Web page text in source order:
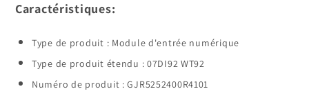
stock
Caractéristiques:
Type de produit : Module d'entrée numérique
Type de produit étendu : 07DI92 WT92
Numéro de produit : GJR5252400R4101